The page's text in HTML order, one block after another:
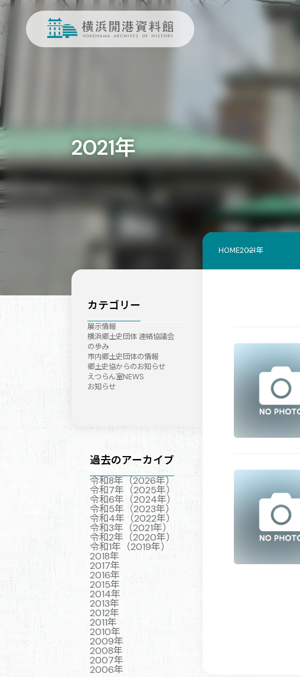
2021年
HOME2021年
カテゴリー
展示情報
横浜郷土史団体 連絡協議会
の歩み
市内郷土史団体の情報
郷土史協からのお知らせ
えつらん室NEWS
お知らせ
過去のアーカイブ
令和8年（2026年）
令和7年（2025年）
令和6年（2024年）
令和5年（2023年）
令和4年（2022年）
令和3年（2021年）
令和2年（2020年）
令和1年（2019年）
2018年
2017年
2016年
2015年
2014年
2013年
2012年
2011年
2010年
2009年
2008年
2007年
2006年